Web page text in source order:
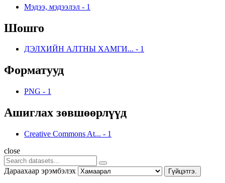
Мэдээ, мэдээлэл - 1
Шошго
ДЭЛХИЙН АЛТНЫ ХАМГИ... - 1
Форматууд
PNG - 1
Ашиглах зөвшөөрлүүд
Creative Commons At... - 1
close
Дараахаар эрэмбэлэх Гүйцэтгэ.